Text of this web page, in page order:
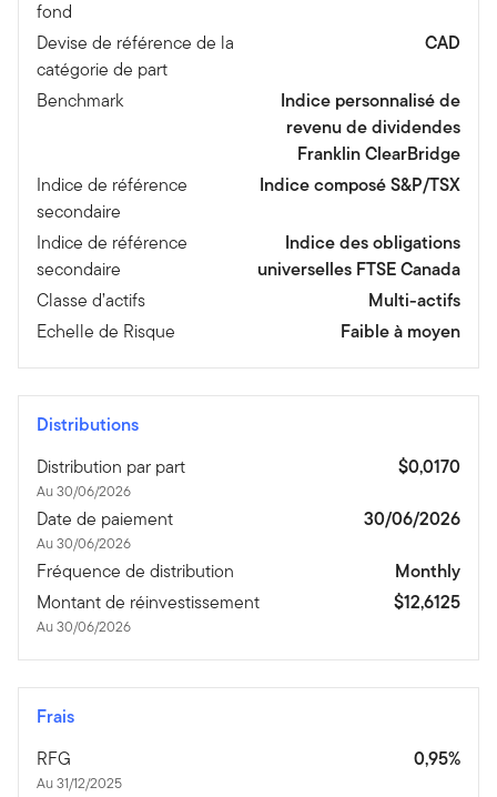
fond
Devise de référence de la
catégorie de part
CAD
Benchmark
Indice personnalisé de
revenu de dividendes
Franklin ClearBridge
Indice de référence
secondaire
Indice composé S&P/TSX
Indice de référence
secondaire
Indice des obligations
universelles FTSE Canada
Classe d’actifs
Multi-actifs
Echelle de Risque
Faible à moyen
Distributions
Distribution par part
Au 30/06/2026
$0,0170
Date de paiement
Au 30/06/2026
30/06/2026
Fréquence de distribution
Monthly
Montant de réinvestissement
Au 30/06/2026
$12,6125
Frais
RFG
Au 31/12/2025
0,95%